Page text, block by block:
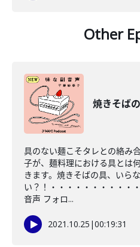
Other
焼きそば
具のない麺こそタレとの絡み
子が、麺料理における具とは
きます。焼きそばの具、いら
い？！・・・・・・・・・・
音声 フォロ...
2021.10.25 |00:19:31